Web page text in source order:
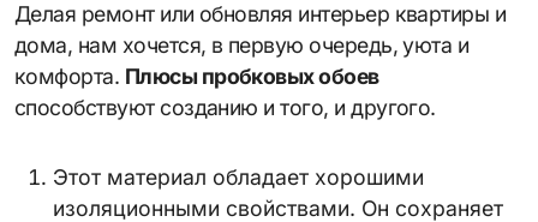
Делая ремонт или обновляя интерьер квартиры и
дома, нам хочется, в первую очередь, уюта и
комфорта. Плюсы пробковых обоев
способствуют созданию и того, и другого.
Этот материал обладает хорошими
изоляционными свойствами. Он сохраняет